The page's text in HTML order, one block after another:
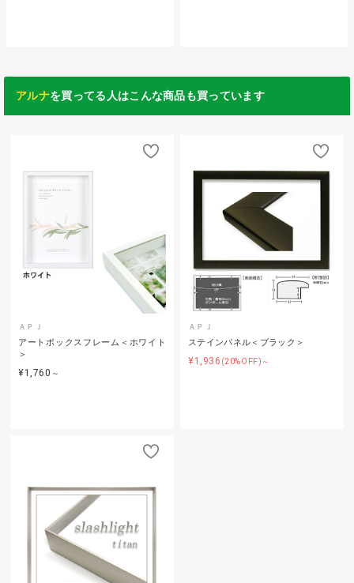
アルナを買ってる人はこんな商品も買っています
ＡＰＪ
アートボックスフレーム＜ホワイト
＞
¥1,760 ～
ＡＰＪ
ステインパネル＜ブラック＞
¥1,936 (20%OFF)～